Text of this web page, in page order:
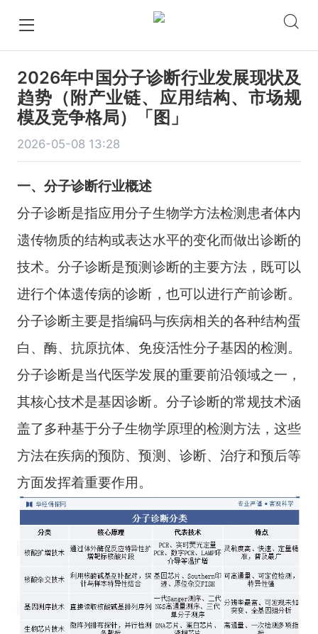
2026年中国分子诊断行业发展现状及
趋势（附产业链、应用结构、市场规
模及竞争格局）「图」
2026-05-08 13:28
一、 分子诊断行业概述
分子诊断是指应用分子生物学方法检测患者体内
遗传物质的结构或表达水平的变化而做出诊断的
技术。分子诊断是预测诊断的主要方法，既可以
进行个体遗传病的诊断，也可以进行产前诊断。
分子诊断主要是指编码与疾病相关的各种结构蛋
白、酶、抗原抗体、免疫活性分子基因的检测。
分子诊断是当代医学发展的重要前沿领域之一，
其核心技术是基因诊断。分子诊断的常规技术涵
盖了多种基于分子生物学原理的检测方法，这些
方法在疾病的预防、预测、诊断、治疗和预后等
方面发挥着重要作用。